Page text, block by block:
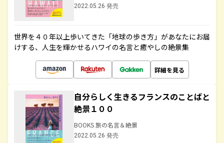
2022.05.26 発売
世界を４０年以上歩いてきた「地球の歩き方」があなたにお届
けする、人生を輝かせるハワイの名言と癒やしの絶景集
詳細を見る
自分らしく生きるフランスのことばと
絶景１００
BOOKS 旅の名言＆絶景
2022.05.26 発売